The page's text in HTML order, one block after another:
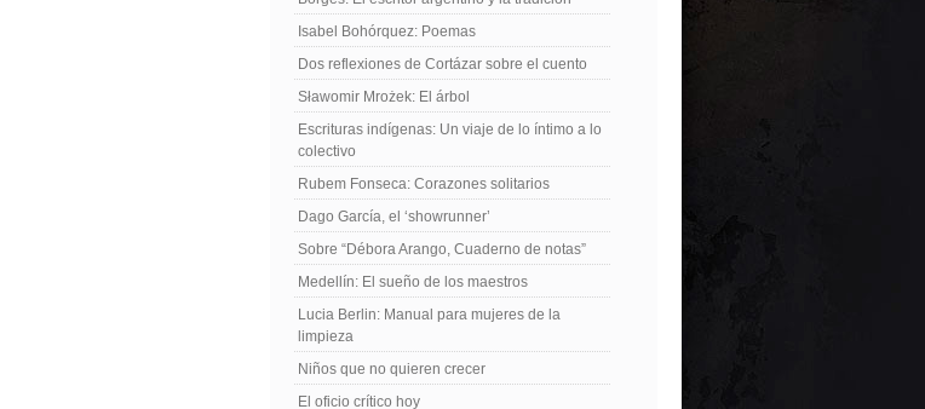
Isabel Bohórquez: Poemas
Dos reflexiones de Cortázar sobre el cuento
Sławomir Mrożek: El árbol
Escrituras indígenas: Un viaje de lo íntimo a lo
colectivo
Rubem Fonseca: Corazones solitarios
Dago García, el ‘showrunner’
Sobre “Débora Arango, Cuaderno de notas”
Medellín: El sueño de los maestros
Lucia Berlin: Manual para mujeres de la
limpieza
Niños que no quieren crecer
El oficio crítico hoy